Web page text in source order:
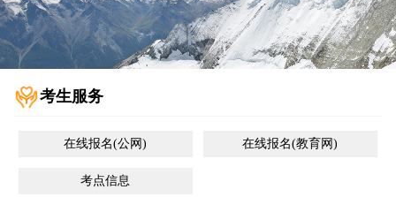
考生服务
在线报名(公网) 在线报名(教育网)
考点信息